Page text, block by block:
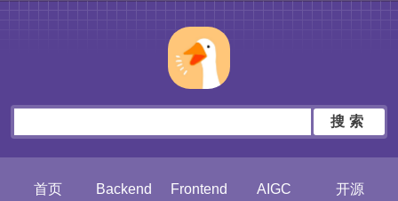
搜索
首页 Backend Frontend AIGC 开源